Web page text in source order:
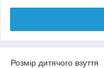
Розмір дитячого взуття